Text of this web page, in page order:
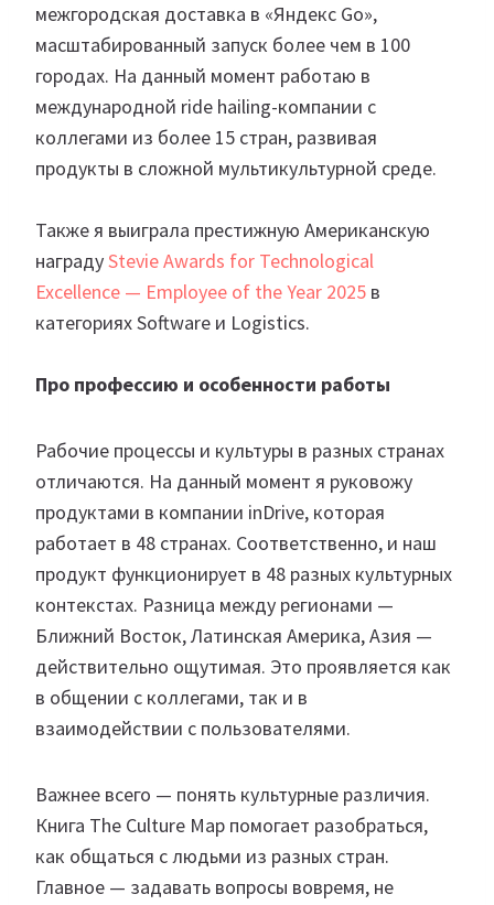
межгородская доставка в «Яндекс Go»,
масштабированный запуск более чем в 100
городах. На данный момент работаю в
международной ride hailing-компании с
коллегами из более 15 стран, развивая
продукты в сложной мультикультурной среде.
Также я выиграла престижную Американскую
наградуStevie Awards for Technological
Excellence — Employee of the Year 2025 в
категориях Software и Logistics.
Про профессию и особенности работы
Рабочие процессы и культуры в разных странах
отличаются. На данный момент я руковожу
продуктами в компании inDrive, которая
работает в 48 странах. Соответственно, и наш
продукт функционирует в 48 разных культурных
контекстах. Разница между регионами —
Ближний Восток, Латинская Америка, Азия —
действительно ощутимая. Это проявляется как
в общении с коллегами, так и в
взаимодействии с пользователями.
Важнее всего — понять культурные различия.
Книга The Culture Map помогает разобраться,
как общаться с людьми из разных стран.
Главное — задавать вопросы вовремя, не